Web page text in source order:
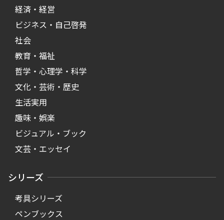
経済・経営
ビジネス・自己啓発
社会
教育・福祉
哲学・心理学・科学
文化・芸術・歴史
生活実用
趣味・娯楽
ビジュアル・ブック
文芸・エッセイ
シリーズ
考具シリーズ
ペンブックス